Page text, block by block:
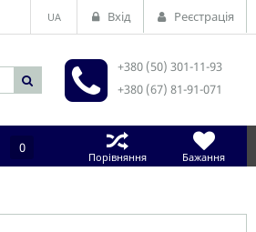
UA Вхід Реєстрація
+380 (50) 301-11-93
+380 (67) 81-91-071
0
Порівняння Бажання